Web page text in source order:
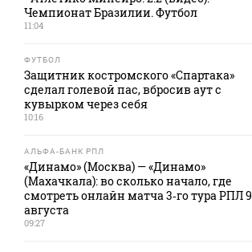
Чемпионат Бразилии. Футбол
11:04
ФУТБОЛ
Защитник костромского «Спартака»
сделал голевой пас, вбросив аут с
кувырком через себя
10:16
АЛЬФА-БАНК РПЛ
«Динамо» (Москва) — «Динамо»
(Махачкала): во сколько начало, где
смотреть онлайн матча 3‑го тура РПЛ 9
августа
09:27